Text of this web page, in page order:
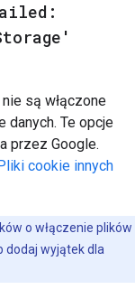
są włączone
danych. Te opcje
przez Google.
cookie innych
o włączenie plików
dodaj wyjątek dla